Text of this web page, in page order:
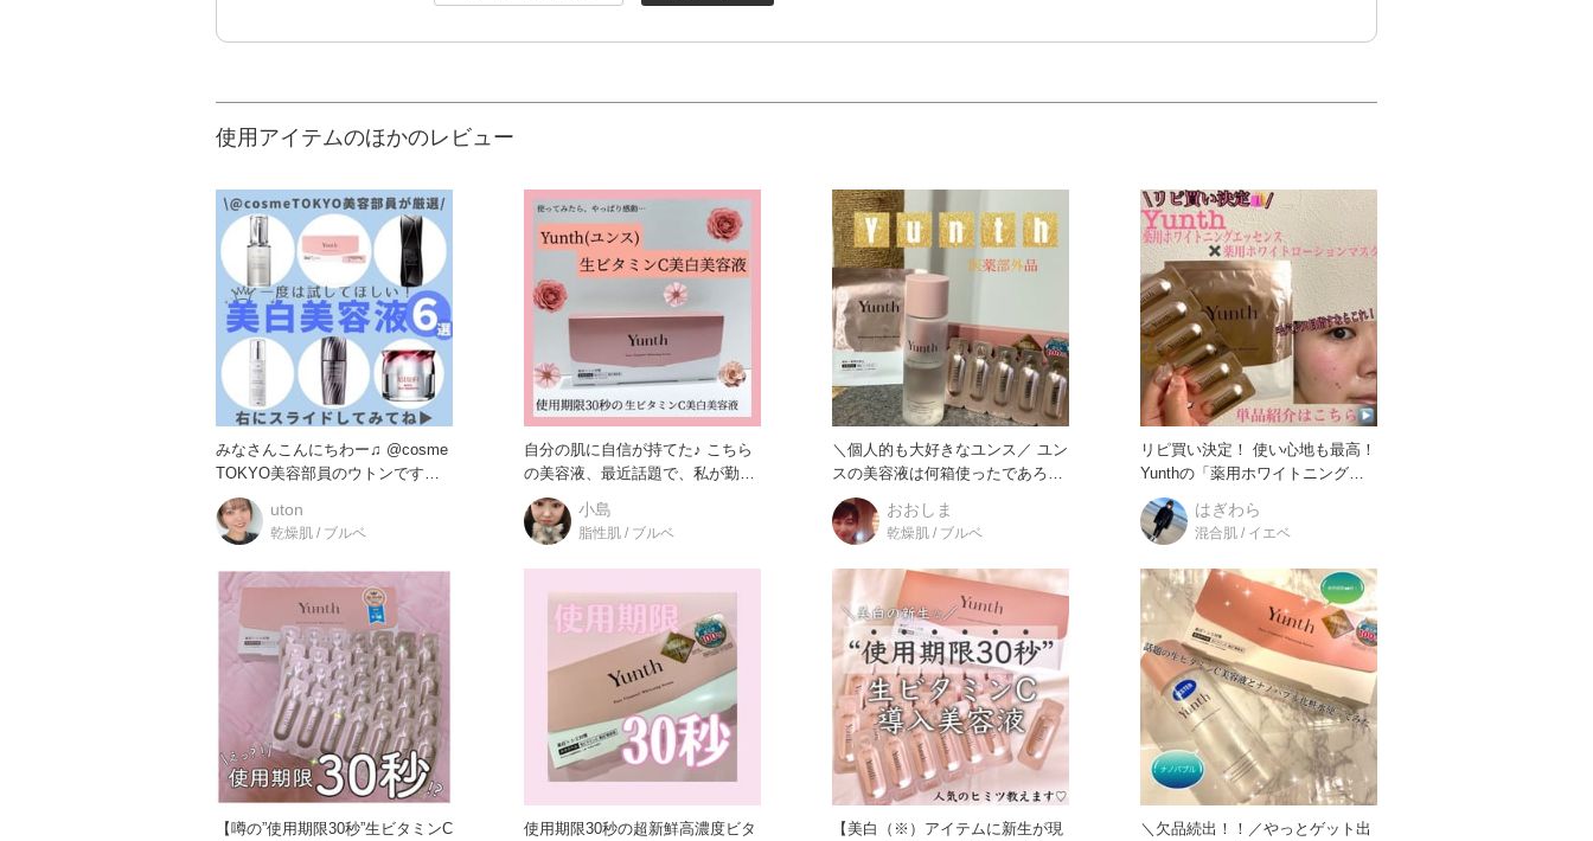
使用アイテムのほかのレビュー
みなさんこんにちわー♫ @cosme
TOKYO美容部員のウトンです！
(@utonm_at
uton
乾燥肌 / ブルベ
自分の肌に自信が持てた♪ こちら
の美容液、最近話題で、私が勤務
するお店でもよくお客様にお
小島
脂性肌 / ブルベ
＼個人的も大好きなユンス／ ユン
スの美容液は何箱使ったであろ
う、というくらいクセになりま
おおしま
乾燥肌 / ブルベ
リピ買い決定！ 使い心地も最高！
Yunthの「薬用ホワイトニングエ
ッセンス」と「薬用ホワイ
はぎわら
混合肌 / イエベ
【噂の”使用期限30秒”生ビタミンC
使用期限30秒の超新鮮高濃度ビタ
【美白（※）アイテムに新生が現
＼欠品続出！！／やっとゲット出